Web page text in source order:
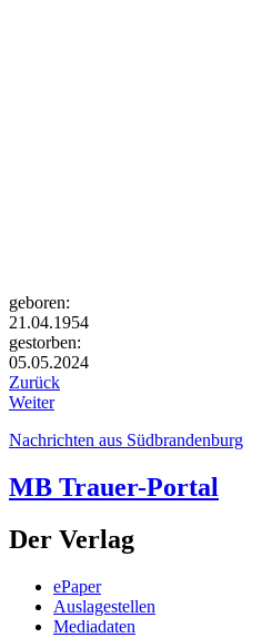
geboren:
21.04.1954
gestorben:
05.05.2024
Zurück
Weiter
Nachrichten aus Südbrandenburg
MB Trauer-Portal
Der Verlag
ePaper
Auslagestellen
Mediadaten